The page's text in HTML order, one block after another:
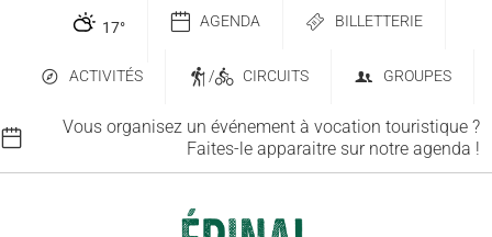
17° AGENDA BILLETTERIE
ACTIVITÉS / CIRCUITS GROUPES
Vous organisez un événement à vocation touristique ?
Faites-le apparaitre sur notre agenda !